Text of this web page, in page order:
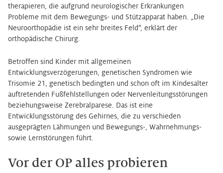
therapieren, die aufgrund neurologischer Erkrankungen
Probleme mit dem Bewegungs- und Stützapparat haben. „Die
Neuroorthopädie ist ein sehr breites Feld“, erklärt der
orthopädische Chirurg.
Betroffen sind Kinder mit allgemeinen
Entwicklungsverzögerungen, genetischen Syndromen wie
Trisomie 21, genetisch bedingten und schon oft im Kindesalter
auftretenden Fußfehlstellungen oder Nervenleitungsstörungen
beziehungsweise Zerebralparese. Das ist eine
Entwicklungsstörung des Gehirnes, die zu verschieden
ausgeprägten Lähmungen und Bewegungs-, Wahrnehmungs-
sowie Lernstörungen führt.
Vor der OP alles probieren